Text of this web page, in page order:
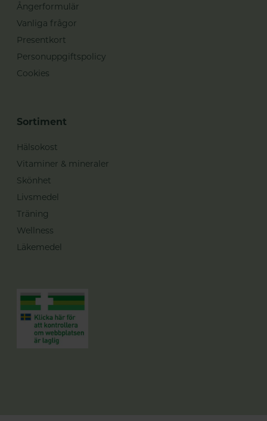
Ångerformulär
Vanliga frågor
Presentkort
Personuppgiftspolicy
Cookies
Sortiment
Hälsokost
Vitaminer & mineraler
Skönhet
Livsmedel
Träning
Wellness
Läkemedel